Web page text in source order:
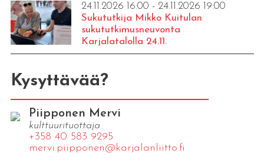
24.11.2026 16:00 - 24.11.2026 19:00
Sukututkija Mikko Kuitulan
sukututkimusneuvonta
Karjalatalolla 24.11.
Kysyttävää?
Piipponen Mervi
kulttuurituottaja
+358 40 583 9295
mervi.​piipponen@​kar​jala​nlii​tto.​fi